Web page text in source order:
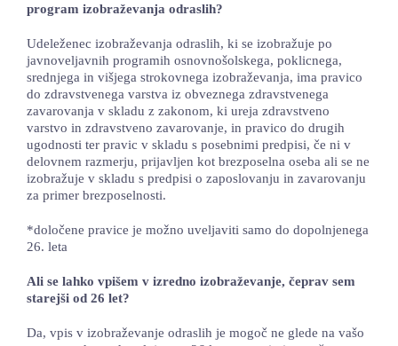
program izobraževanja odraslih?
Udeleženec izobraževanja odraslih, ki se izobražuje po
javnoveljavnih programih osnovnošolskega, poklicnega,
srednjega in višjega strokovnega izobraževanja, ima pravico
do zdravstvenega varstva iz obveznega zdravstvenega
zavarovanja v skladu z zakonom, ki ureja zdravstveno
varstvo in zdravstveno zavarovanje, in pravico do drugih
ugodnosti ter pravic v skladu s posebnimi predpisi, če ni v
delovnem razmerju, prijavljen kot brezposelna oseba ali se ne
izobražuje v skladu s predpisi o zaposlovanju in zavarovanju
za primer brezposelnosti.
*določene pravice je možno uveljaviti samo do dopolnjenega
26. leta
Ali se lahko vpišem v izredno izobraževanje, čeprav sem
starejši od 26 let?
Da, vpis v izobraževanje odraslih je mogoč ne glede na vašo